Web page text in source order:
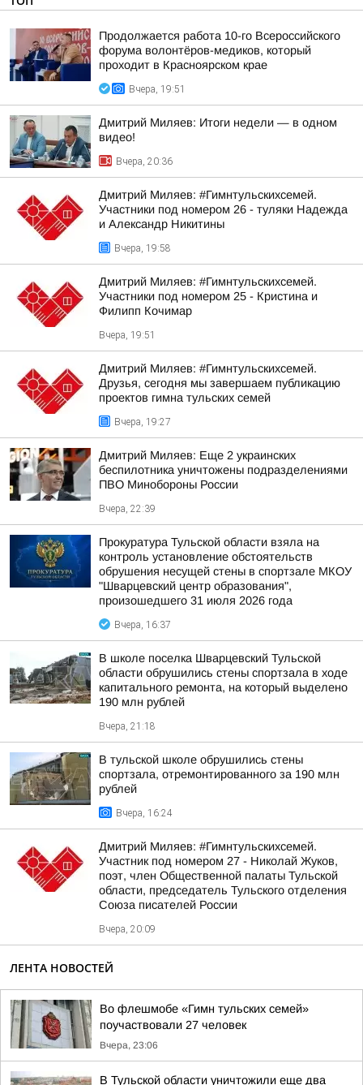
Продолжается работа 10-го Всероссийского
форума волонтёров-медиков, который
проходит в Красноярском крае
Вчера, 19:51
Дмитрий Миляев: Итоги недели — в одном
видео!
Вчера, 20:36
Дмитрий Миляев: #Гимнтульскихсемей.
Участники под номером 26 - туляки Надежда
и Александр Никитины
Вчера, 19:58
Дмитрий Миляев: #Гимнтульскихсемей.
Участники под номером 25 - Кристина и
Филипп Кочимар
Вчера, 19:51
Дмитрий Миляев: #Гимнтульскихсемей.
Друзья, сегодня мы завершаем публикацию
проектов гимна тульских семей
Вчера, 19:27
Дмитрий Миляев: Еще 2 украинских
беспилотника уничтожены подразделениями
ПВО Минобороны России
Вчера, 22:39
Прокуратура Тульской области взяла на
контроль установление обстоятельств
обрушения несущей стены в спортзале МКОУ
"Шварцевский центр образования",
произошедшего 31 июля 2026 года
Вчера, 16:37
В школе поселка Шварцевский Тульской
области обрушились стены спортзала в ходе
капитального ремонта, на который выделено
190 млн рублей
Вчера, 21:18
В тульской школе обрушились стены
спортзала, отремонтированного за 190 млн
рублей
Вчера, 16:24
Дмитрий Миляев: #Гимнтульскихсемей.
Участник под номером 27 - Николай Жуков,
поэт, член Общественной палаты Тульской
области, председатель Тульского отделения
Союза писателей России
Вчера, 20:09
ЛЕНТА НОВОСТЕЙ
Во флешмобе «Гимн тульских семей»
поучаствовали 27 человек
Вчера, 23:06
В Тульской области уничтожили еще два